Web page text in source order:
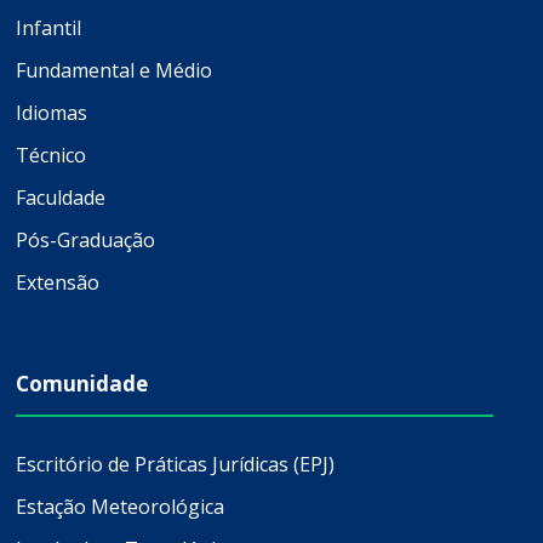
Infantil
Fundamental e Médio
Idiomas
Técnico
Faculdade
Pós-Graduação
Extensão
Comunidade
Escritório de Práticas Jurídicas (EPJ)
Estação Meteorológica